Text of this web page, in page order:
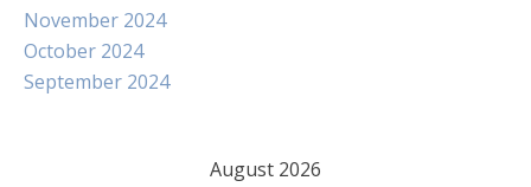
November 2024
October 2024
September 2024
August 2026